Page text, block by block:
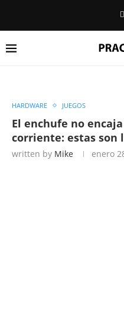
HARDWARE JUEGOS
El enchufe no
corriente: estas son
written by Mike enero